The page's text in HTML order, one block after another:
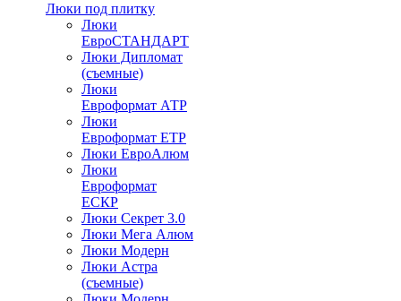
Люки под плитку
Люки
ЕвроСТАНДАРТ
Люки Дипломат
(съемные)
Люки
Евроформат АТР
Люки
Евроформат ЕТР
Люки ЕвроАлюм
Люки
Евроформат
ЕСКР
Люки Секрет 3.0
Люки Мега Алюм
Люки Модерн
Люки Астра
(съемные)